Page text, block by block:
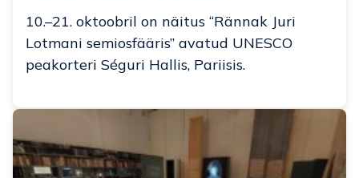
10.–21. oktoobril on näitus “Rännak Juri
Lotmani semiosfääris” avatud UNESCO
peakorteri Séguri Hallis, Pariisis.